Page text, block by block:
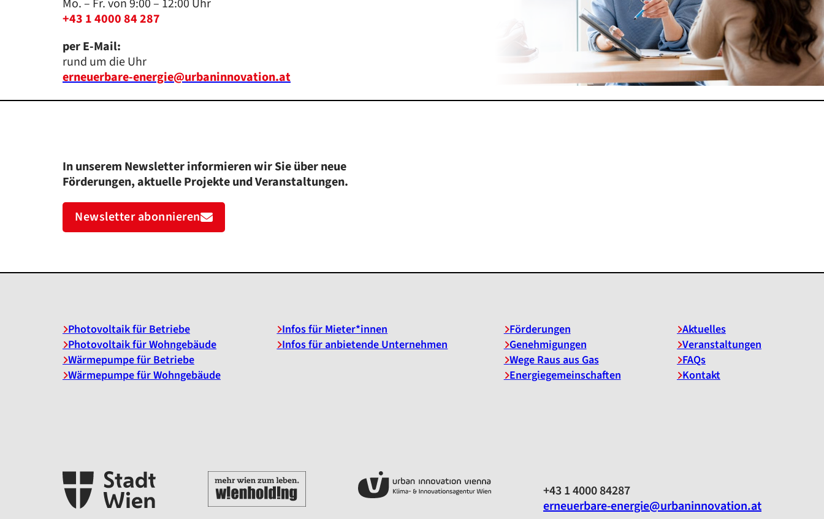
Mo. – Fr. von 9:00 – 12:00 Uhr
+43 1 4000 84 287
per E-Mail:
rund um die Uhr
erneuerbare-energie@urbaninnovation.at
In unserem Newsletter informieren wir Sie über neue
Förderungen, aktuelle Projekte und Veranstaltungen.
Newsletter abonnieren
Photovoltaik für Betriebe
Photovoltaik für Wohngebäude
Wärmepumpe für Betriebe
Wärmepumpe für Wohngebäude
Infos für Mieter*innen
Infos für anbietende Unternehmen
Förderungen
Genehmigungen
Wege Raus aus Gas
Energiegemeinschaften
Aktuelles
Veranstaltungen
FAQs
Kontakt
+43 1 4000 84287
erneuerbare-energie@urbaninnovation.at